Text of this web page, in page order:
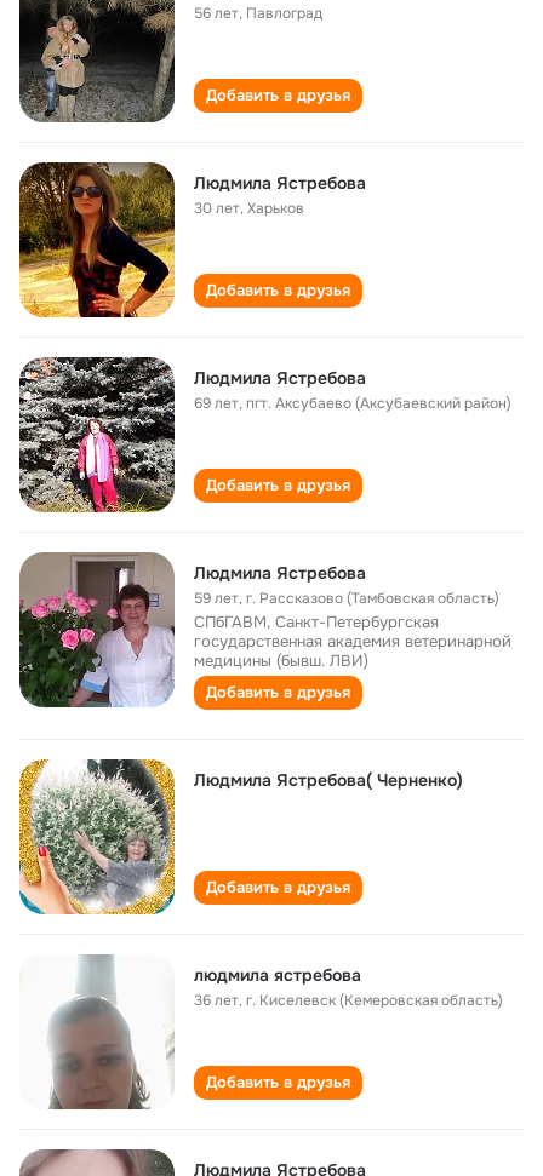
56 лет, Павлоград
Добавить в друзья
Людмила Ястребова
30 лет,Харьков
Добавить в друзья
Людмила Ястребова
69 лет,пгт. Аксубаево (Аксубаевский район)
Добавить в друзья
Людмила Ястребова
59 лет,г. Рассказово (Тамбовская область)
СПбГАВМ, Санкт-Петербургская
государственная академия ветеринарной
медицины (бывш. ЛВИ)
Добавить в друзья
Людмила Ястребова( Черненко)
Добавить в друзья
людмила ястребова
36 лет,г. Киселевск (Кемеровская область)
Добавить в друзья
Людмила Ястребова